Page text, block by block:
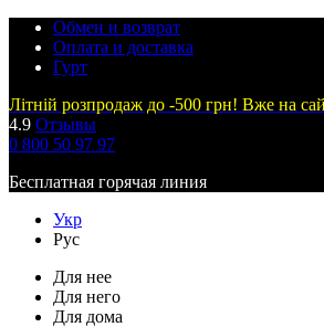
Обмен и возврат
Оплата и доставка
Гурт
Літній розпродаж до -500 грн! Вже на
4.9 Отзывы
0 800 50 97 97
Бесплатная горячая линия
Укр
Рус
Для нее
Для него
Для дома